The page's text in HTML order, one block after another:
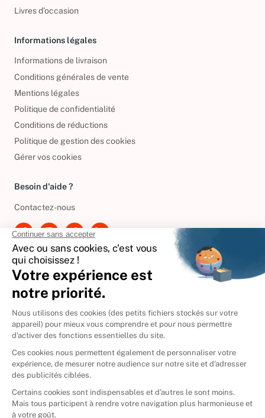
Livres d’occasion
Informations légales
Informations de livraison
Conditions générales de vente
Mentions légales
Politique de confidentialité
Conditions de réductions
Politique de gestion des cookies
Gérer vos cookies
Besoin d'aide ?
Contactez-nous
International
🇪🇸Espagne
🇩🇪Allemagne
🇮🇹 Italie